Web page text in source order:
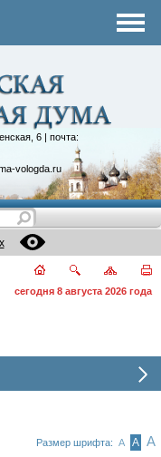
6 | почта:
vologda.ru
сегодня 8 августа 2026 года
Размер шрифта: А А А